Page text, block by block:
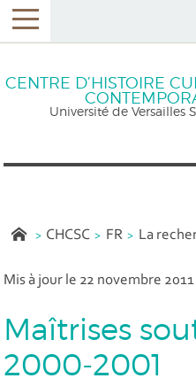
CENTRE D’HISTOIRE
Université de Versailles
CHCSC FR La
Mis à jour le 22 novembre 2011
Maîtrises
2000-2001